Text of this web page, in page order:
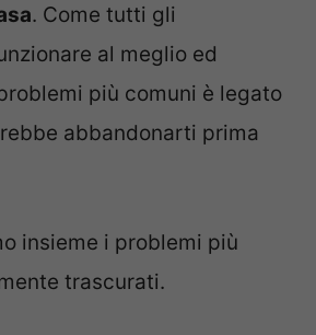
. Come tutti gli
al meglio ed
più comuni è legato
abbandonarti prima
insieme i problemi più
trascurati.